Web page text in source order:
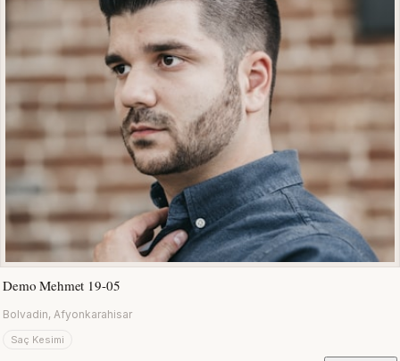
Demo Mehmet 19-05
Bolvadin, Afyonkarahisar
Saç Kesimi